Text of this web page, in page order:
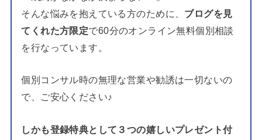
そんな悩みを抱えている方のために、 ブログを見
てくれた方限定で60分のオンライン無料個別相談
を行なっています。
個別コンサル時の無理な営業や勧誘は一切ないの
で、ご安心ください♪
しかも登録特典として３つの嬉しいプレゼント付